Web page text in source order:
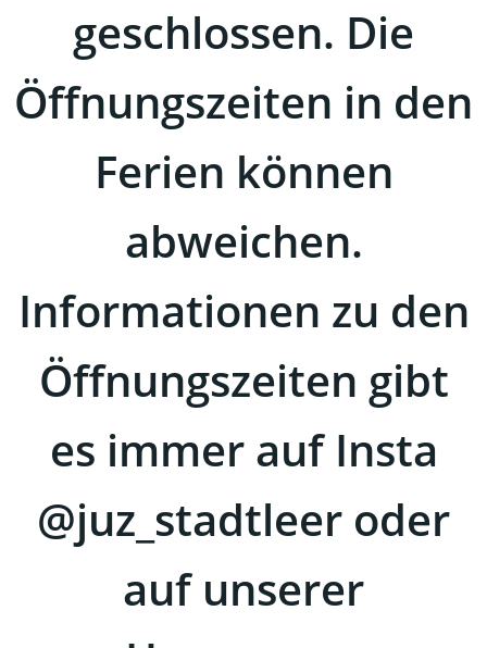
geschlossen. Die
Öffnungszeiten in den
Ferien können
abweichen.
Informationen zu den
Öffnungszeiten gibt
es immer auf Insta
@juz_stadtleer oder
auf unserer